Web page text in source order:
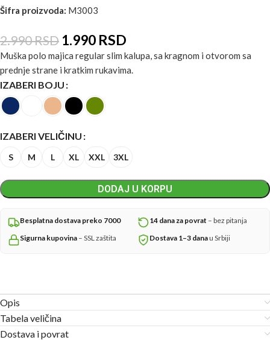
Šifra proizvoda: M3003
2.990RSD 1.990 RSD
Muška polo majica regular slim kalupa, sa kragnom i otvorom sa
prednje strane i kratkim rukavima.
IZABERI BOJU
IZABERI VELIČINU
S M L XL XXL 3XL
DODAJ U KORPU
Besplatna dostava preko 7000 14 dana za povrat – bez pitanja
Sigurna kupovina – SSL zaštita Dostava 1–3 danau Srbiji
Opis
Tabela veličina
Dostava i povrat